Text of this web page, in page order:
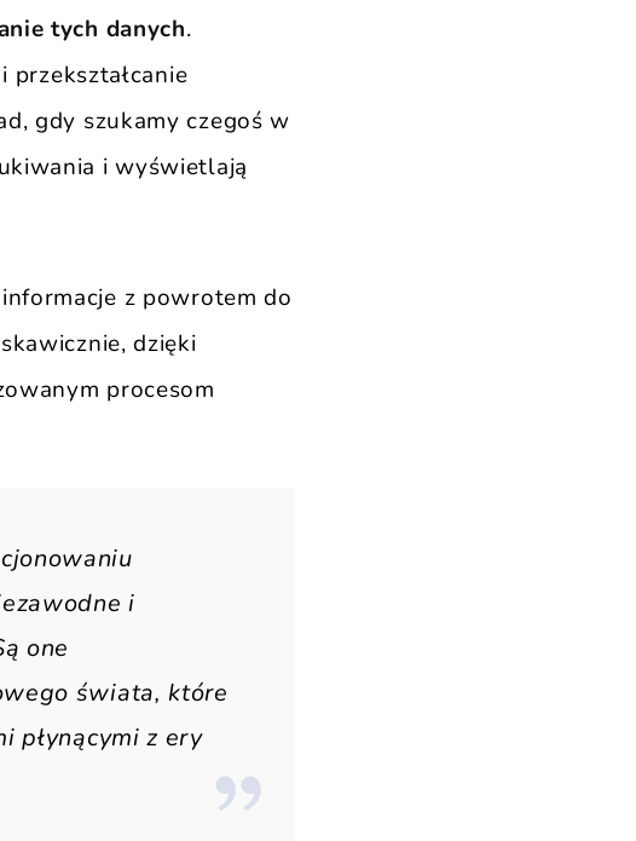
tych danych.
gdy szukamy czegoś w
i wyświetlają
z powrotem do
dzięki
procesom
i
one
świata, które
płynącymi z ery